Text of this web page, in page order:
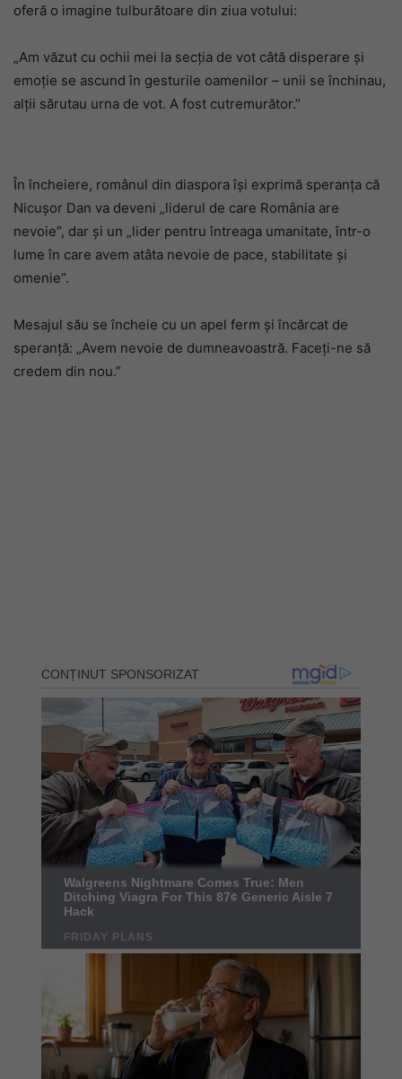
oferă o imagine tulburătoare din ziua votului:
„Am văzut cu ochii mei la secția de vot câtă disperare și
emoție se ascund în gesturile oamenilor – unii se închinau,
alții sărutau urna de vot. A fost cutremurător.”
În încheiere, românul din diaspora își exprimă speranța că
Nicușor Dan va deveni „liderul de care România are
nevoie”, dar și un „lider pentru întreaga umanitate, într-o
lume în care avem atâta nevoie de pace, stabilitate și
omenie”.
Mesajul său se încheie cu un apel ferm și încărcat de
speranță: „Avem nevoie de dumneavoastră. Faceți-ne să
credem din nou.”